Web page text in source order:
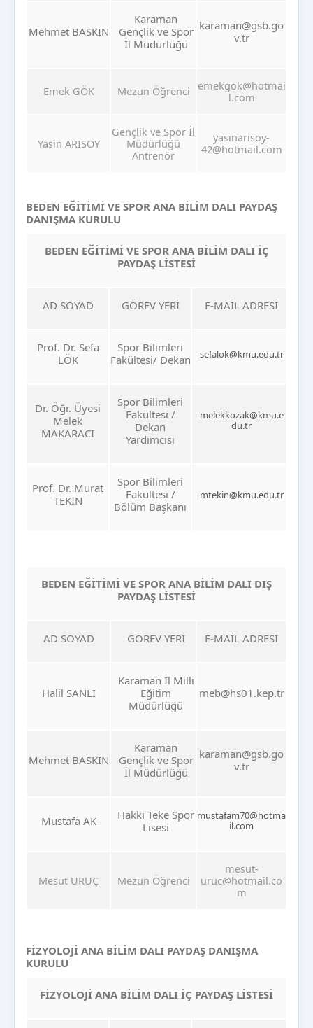
Mehmet BASKIN
Karaman
Gençlik ve Spor
İl Müdürlüğü
karaman@gsb.go
v.tr
Emek GÖK Mezun Öğrenci
emekgok@hotmai
l.com
Yasin ARISOY
Gençlik ve Spor İl
Müdürlüğü
Antrenör
yasinarisoy-
42@hotmail.com
BEDEN EĞİTİMİ VE SPOR ANA BİLİM DALI PAYDAŞ
DANIŞMA KURULU
BEDEN EĞİTİMİ VE SPOR ANA BİLİM DALI İÇ
PAYDAŞ LİSTESİ
AD SOYAD GÖREV YERİ E-MAİL ADRESİ
Prof. Dr. Sefa
LÖK
Spor Bilimleri
Fakültesi/ Dekan
sefalok@kmu.edu.tr
Dr. Öğr. Üyesi
Melek
MAKARACI
Spor Bilimleri
Fakültesi /
Dekan
Yardımcısı
melekkozak@kmu.e
du.tr
Prof. Dr. Murat
TEKİN
Spor Bilimleri
Fakültesi /
Bölüm Başkanı
mtekin@kmu.edu.tr
BEDEN EĞİTİMİ VE SPOR ANA BİLİM DALI DIŞ
PAYDAŞ LİSTESİ
AD SOYAD GÖREV YERİ E-MAİL ADRESİ
Halil SANLI
Karaman İl Milli
Eğitim
Müdürlüğü
meb@hs01.kep.tr
Mehmet BASKIN
Karaman
Gençlik ve Spor
İl Müdürlüğü
karaman@gsb.go
v.tr
Mustafa AK
Hakkı Teke Spor
Lisesi
mustafam70@hotma
il.com
Mesut URUÇ Mezun Öğrenci
mesut-
uruc@hotmail.co
m
FİZYOLOJİ ANA BİLİM DALI PAYDAŞ DANIŞMA
KURULU
FİZYOLOJİ ANA BİLİM DALI İÇ PAYDAŞ LİSTESİ